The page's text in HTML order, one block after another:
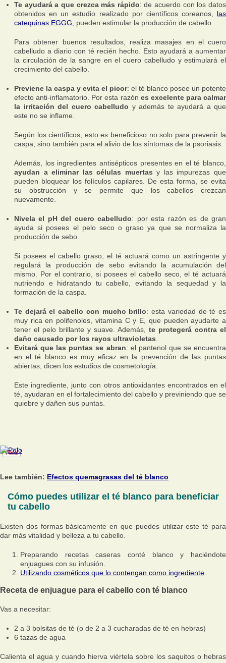
Te ayudará a que crezca más rápido: de acuerdo con los datos
obtenidos en un estudio realizado por científicos coreanos, las
catequinas EGGG , pueden estimular la producción de cabello.
Para obtener buenos resultados, realiza masajes en el cuero
cabelludo a diario con té recién hecho. Esto ayudará a aumentar
la circulación de la sangre en el cuero cabelludo y estimulará el
crecimiento del cabello.
Previene la caspa y evita el picor: el té blanco posee un potente
efecto anti-inflamatorio. Por esta razón es excelente para calmar
la irritación del cuero cabelludo y además te ayudará a que
este no se inflame.
Según los científicos, esto es beneficioso no solo para prevenir la
caspa, sino también para el alivio de los síntomas de la psoriasis.
Además, los ingredientes antisépticos presentes en el té blanco,
ayudan a eliminar las células muertas y las impurezas que
pueden bloquear los folículos capilares. De esta forma, se evita
su obstrucción y se permite que los cabellos crezcan
nuevamente.
Nivela el pH del cuero cabelludo: por esta razón es de gran
ayuda si posees el pelo seco o graso ya que se normaliza la
producción de sebo.
Si posees el cabello graso, el té actuará como un astringente y
regulará la producción de sebo evitando la acumulación del
mismo. Por el contrario, si posees el cabello seco, el té actuará
nutriendo e hidratando tu cabello, evitando la sequedad y la
formación de la caspa.
Te dejará el cabello con mucho brillo: esta variedad de té es
muy rica en polifenoles, vitamina C y E, que pueden ayudarte a
tener el pelo brillante y suave. Además, te protegerá contra el
daño causado por los rayos ultravioletas
Evitará que las puntas se abran: el pantenol que se encuentra
en el té blanco es muy eficaz en la prevención de las puntas
abiertas, dicen los estudios de cosmetología.
Este ingrediente, junto con otros antioxidantes encontrados en el
té, ayudaran en el fortalecimiento del cabello y previniendo que se
quiebre y dañen sus puntas.
Lee también: Efectos quemagrasas del té blanco
Cómo puedes utilizar el té blanco para beneficiar
tu cabello
Existen dos formas básicamente en que puedes utilizar este té para
dar más vitalidad y belleza a tu cabello.
Preparando recetas caseras conté blanco y haciéndote
enjuagues con su infusión.
Utilizando cosméticos que lo contengan como ingrediente
Receta de enjuague para el cabello con té blanco
Vas a necesitar:
2 a 3 bolsitas de té (o de 2 a 3 cucharadas de té en hebras)
6 tazas de agua
Calienta el agua y cuando hierva viértela sobre los saquitos o hebras